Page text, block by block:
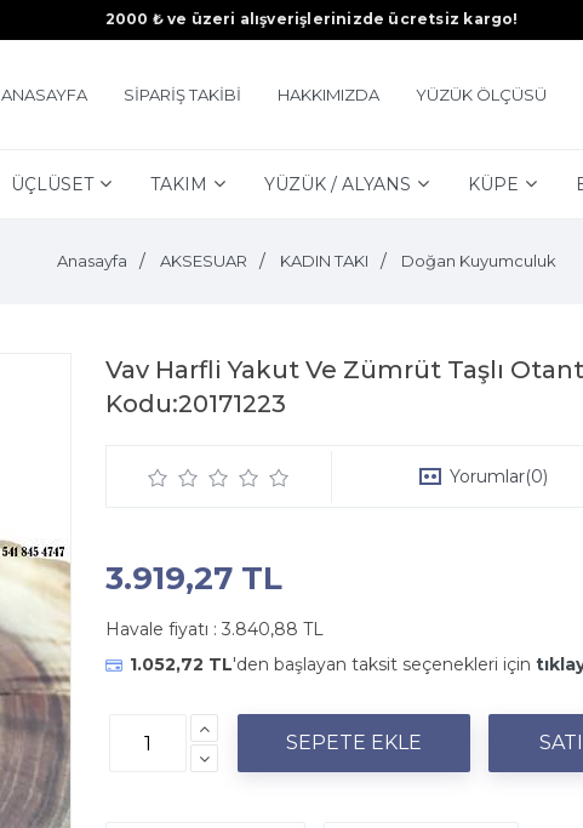
2000 ₺ ve üzeri alışverişlerinizde ücretsiz kargo!
ANASAYFA SİPARİŞ TAKİBİ HAKKIMIZDA YÜZÜK ÖLÇÜSÜ
ÜÇLÜSET TAKIM YÜZÜK / ALYANS KÜPE
Anasayfa AKSESUAR KADIN TAKI Doğan Kuyumculuk
Vav Harfli Yakut Ve Zümrüt Taşlı
Kodu:20171223
Yorumlar(0)
3.919,27 TL
Havale fiyatı : 3.840,88 TL
1.052,72 TL'den başlayan taksit seçenekleri için